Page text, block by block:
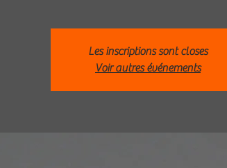
Les inscriptions sont closes
Voir autres événements